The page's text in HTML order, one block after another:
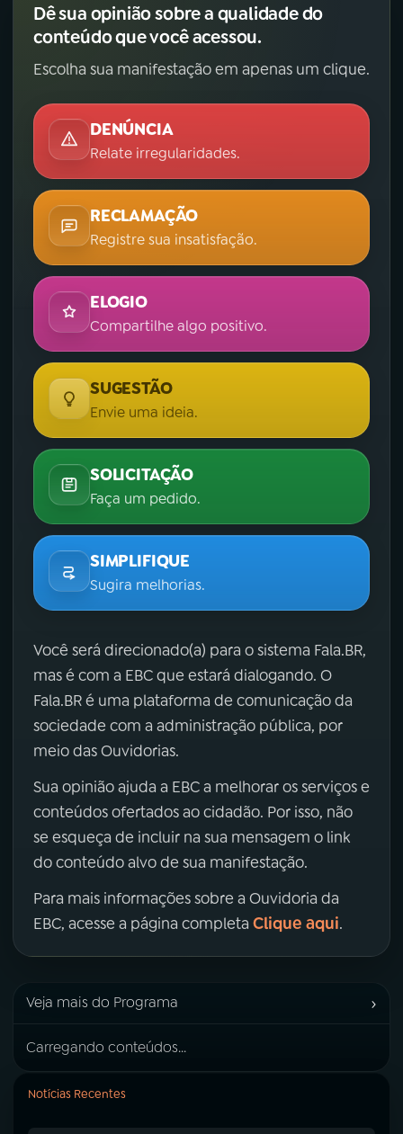
Dê sua opinião sobre a qualidade do
conteúdo que você acessou.
Escolha sua manifestação em apenas um clique.
DENÚNCIA
Relate irregularidades.
RECLAMAÇÃO
Registre sua insatisfação.
ELOGIO
Compartilhe algo positivo.
SUGESTÃO
Envie uma ideia.
SOLICITAÇÃO
Faça um pedido.
SIMPLIFIQUE
Sugira melhorias.
Você será direcionado(a) para o sistema Fala.BR,
mas é com a EBC que estará dialogando. O
Fala.BR é uma plataforma de comunicação da
sociedade com a administração pública, por
meio das Ouvidorias.
Sua opinião ajuda a EBC a melhorar os serviços e
conteúdos ofertados ao cidadão. Por isso, não
se esqueça de incluir na sua mensagem o link
do conteúdo alvo de sua manifestação.
Para mais informações sobre a Ouvidoria da
EBC, acesse a página completa Clique aqui.
Veja mais do Programa ›
Carregando conteúdos...
Notícias Recentes